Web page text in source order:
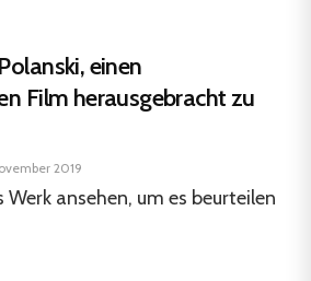
einen
Film herausgebracht zu
2019
ansehen, um es beurteilen